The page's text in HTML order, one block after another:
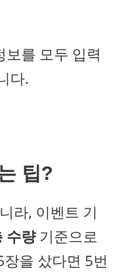
보를 모두 입력
다.
팁?
라, 이벤트 기
수량기준으로
을 샀다면 5번